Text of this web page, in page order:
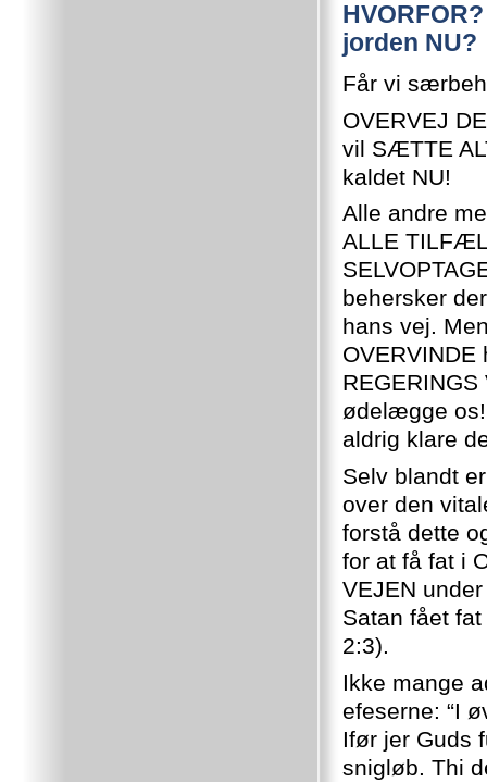
jorden NU?
Får vi
OVERVEJ
vil SÆTTE
kaldet NU!
Alle andre
ALLE
behersker
hans vej.
ødelægge os!
aldrig klare
Selv blandt
over den
forstå dette
for at få fat i
VEJEN
Satan fået
2:3).
Ikke mange
efeserne: “I
Ifør jer Guds
snigløb. Thi